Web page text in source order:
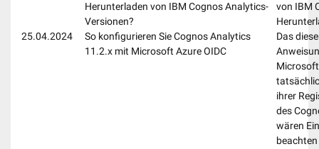
Herunterladen von IBM Cognos Analytics-
Versionen?
von IBM
25.04.2024
So konfigurieren Sie Cognos Analytics
11.2.x mit Microsoft Azure OIDC
Das
ihrer
des
wären